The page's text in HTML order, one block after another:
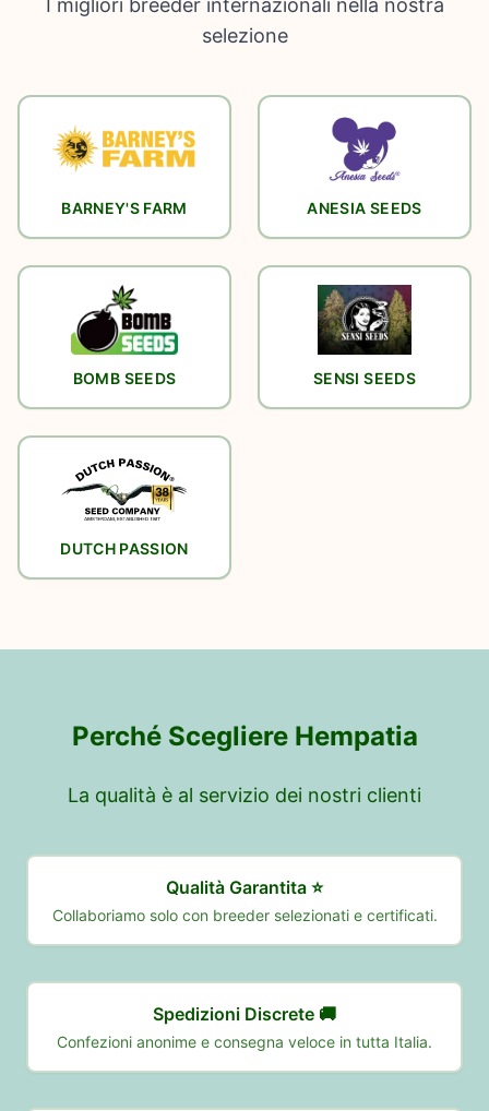
I migliori breeder internazionali nella nostra
selezione
BARNEY'S FARM ANESIA SEEDS
BOMB SEEDS SENSI SEEDS
DUTCH PASSION
Perché Scegliere Hempatia
La qualità è al servizio dei nostri clienti
Qualità Garantita ⭐️
Collaboriamo solo con breeder selezionati e certificati.
Spedizioni Discrete 🚚
Confezioni anonime e consegna veloce in tutta Italia.